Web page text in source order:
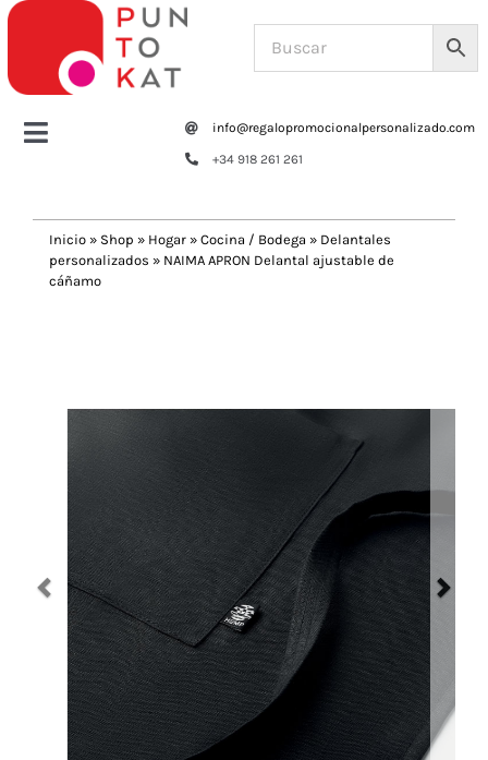
Saltar
contenido
Toggle
Tazas y botellas
Oficina
Navidad 🎄 Invierno
Tecnología
Más Regalos
info@regalopromocionalpersonalizado.com
+34 918 261 261
Inicio » Shop » Hogar » Cocina / Bodega » Delantales
personalizados » NAIMA APRON Delantal ajustable de
cáñamo